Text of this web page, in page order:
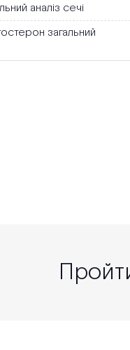
аналіз сечі
загальний